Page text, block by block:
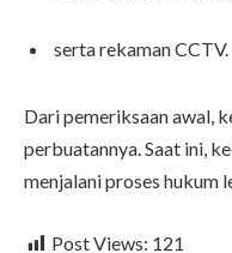
serta rekaman CCTV.
Dari pemeriksaan awal,
perbuatannya. Saat ini,
menjalani proses hukum
Post Views: 121